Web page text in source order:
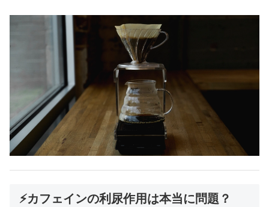
⚡カフェインの利尿作用は本当に問題？